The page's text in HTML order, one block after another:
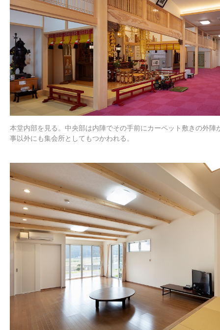
本堂内部を見る。中央部は内陣でその手前にカーペット敷きの外陣
事以外にも集会所としてもつかわれる。